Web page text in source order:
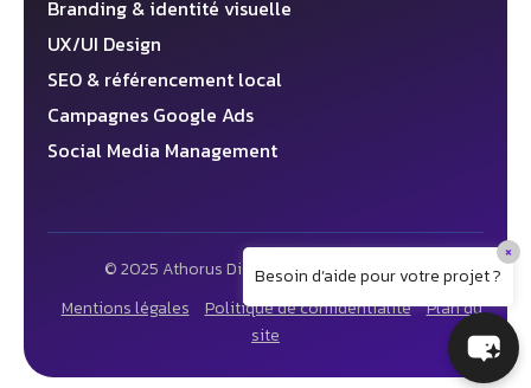
Branding & identité visuelle
UX/UI Design
SEO & référencement local
Campagnes Google Ads
Social Media Management
© 2025 Athorus Digital ✦ Agence web 360°
Mentions légales
Politique de confidentialité
Plan du
site
Besoin d’aide pour votre projet ?
×